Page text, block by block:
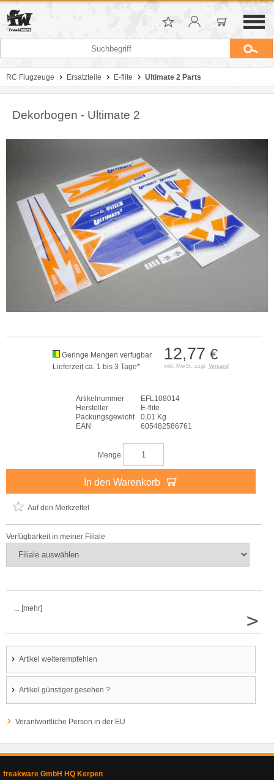
RC Flugzeuge Ersatzteile E-flite Ultimate 2 Parts
Dekorbogen - Ultimate 2
12,77 €
inkl. MwSt. zzgl. Versand
Geringe Mengen verfugbar
Lieferzeit ca. 1 bis 3 Tage*
Artikelnummer
EFL108014
Hersteller
E-flite
Packungsgewicht
0,01 Kg
EAN
605482586761
Menge
In den Warenkorb
Auf den Merkzettel
Verfügbarkeit in meiner Filiale
... [mehr]
>
Artikel weiterempfehlen
Artikel günstiger gesehen ?
Verantwortliche Person in der EU
freakware GmbH HQ Kerpen